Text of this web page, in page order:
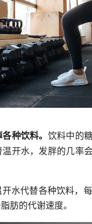
种饮料。 饮料中的
开水，发胖的几率
水代替各种饮料，
肪的代谢速度。